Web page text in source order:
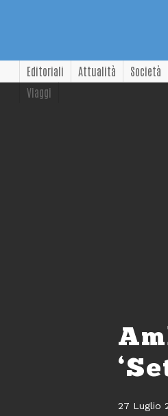
Editoriali Attualità Società
Viaggi
27 Luglio